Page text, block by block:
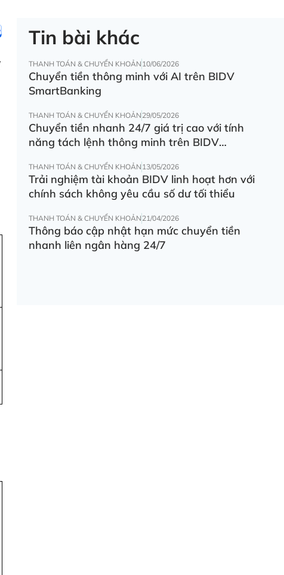
Tin bài khác
THANH TOÁN & CHUYỂN KHOẢN 10/06/2026
Chuyển tiền thông minh với AI trên BIDV
SmartBanking
THANH TOÁN & CHUYỂN KHOẢN 29/05/2026
Chuyển tiền nhanh 24/7 giá trị cao với tính
năng tách lệnh thông minh trên BIDV
THANH TOÁN & CHUYỂN KHOẢN 13/05/2026
Trải nghiệm tài khoản BIDV linh hoạt hơn với
chính sách không yêu cầu số dư tối thiểu
THANH TOÁN & CHUYỂN KHOẢN 21/04/2026
Thông báo cập nhật hạn mức chuyển tiền
nhanh liên ngân hàng 24/7